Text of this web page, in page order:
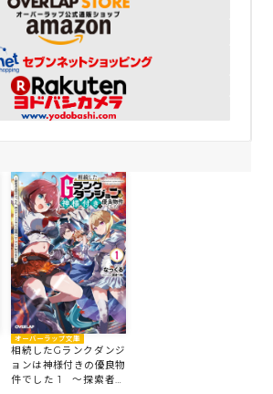
オーバーラップ文庫
相続したGランクダンジ
ョンは神様付きの優良物
件でした 1 ～探索者志